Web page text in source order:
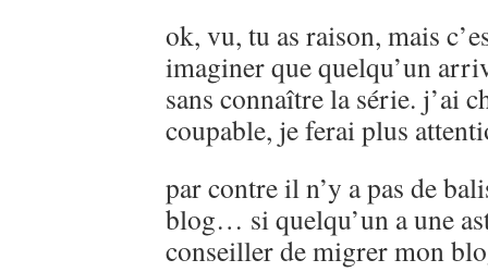
ok, vu, tu as raison, mais
imaginer que quelqu’un
sans connaître la série. j’ai
coupable, je ferai plus
par contre il n’y a pas de
blog… si quelqu’un a une
conseiller de migrer mon